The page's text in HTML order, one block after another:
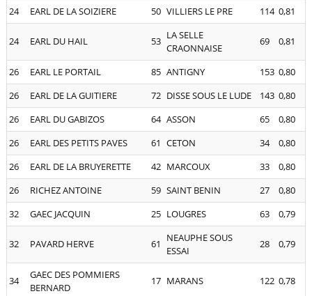
24
EARL DE LA SOIZIERE 50 VILLIERS LE PRE 114 0,81
24 EARL DU HAIL 53 LA SELLE
CRAONNAISE
69 0,81
26 EARL LE PORTAIL 85 ANTIGNY 153 0,80
26
EARL DE LA GUITIERE 72 DISSE SOUS LE LUDE 143 0,80
26
EARL DU GABIZOS 64 ASSON 65
0,80
26
EARL DES PETITS PAVES 61 CETON 34
0,80
26
EARL DE LA BRUYERETTE 42 MARCOUX 33
0,80
26
RICHEZ ANTOINE 59 SAINT BENIN 27
0,80
32
GAEC JACQUIN 25 LOUGRES 63 0,79
32 PAVARD HERVE 61
NEAUPHE SOUS
ESSAI
28 0,79
34
GAEC DES POMMIERS
BERNARD
17 MARANS 122 0,78